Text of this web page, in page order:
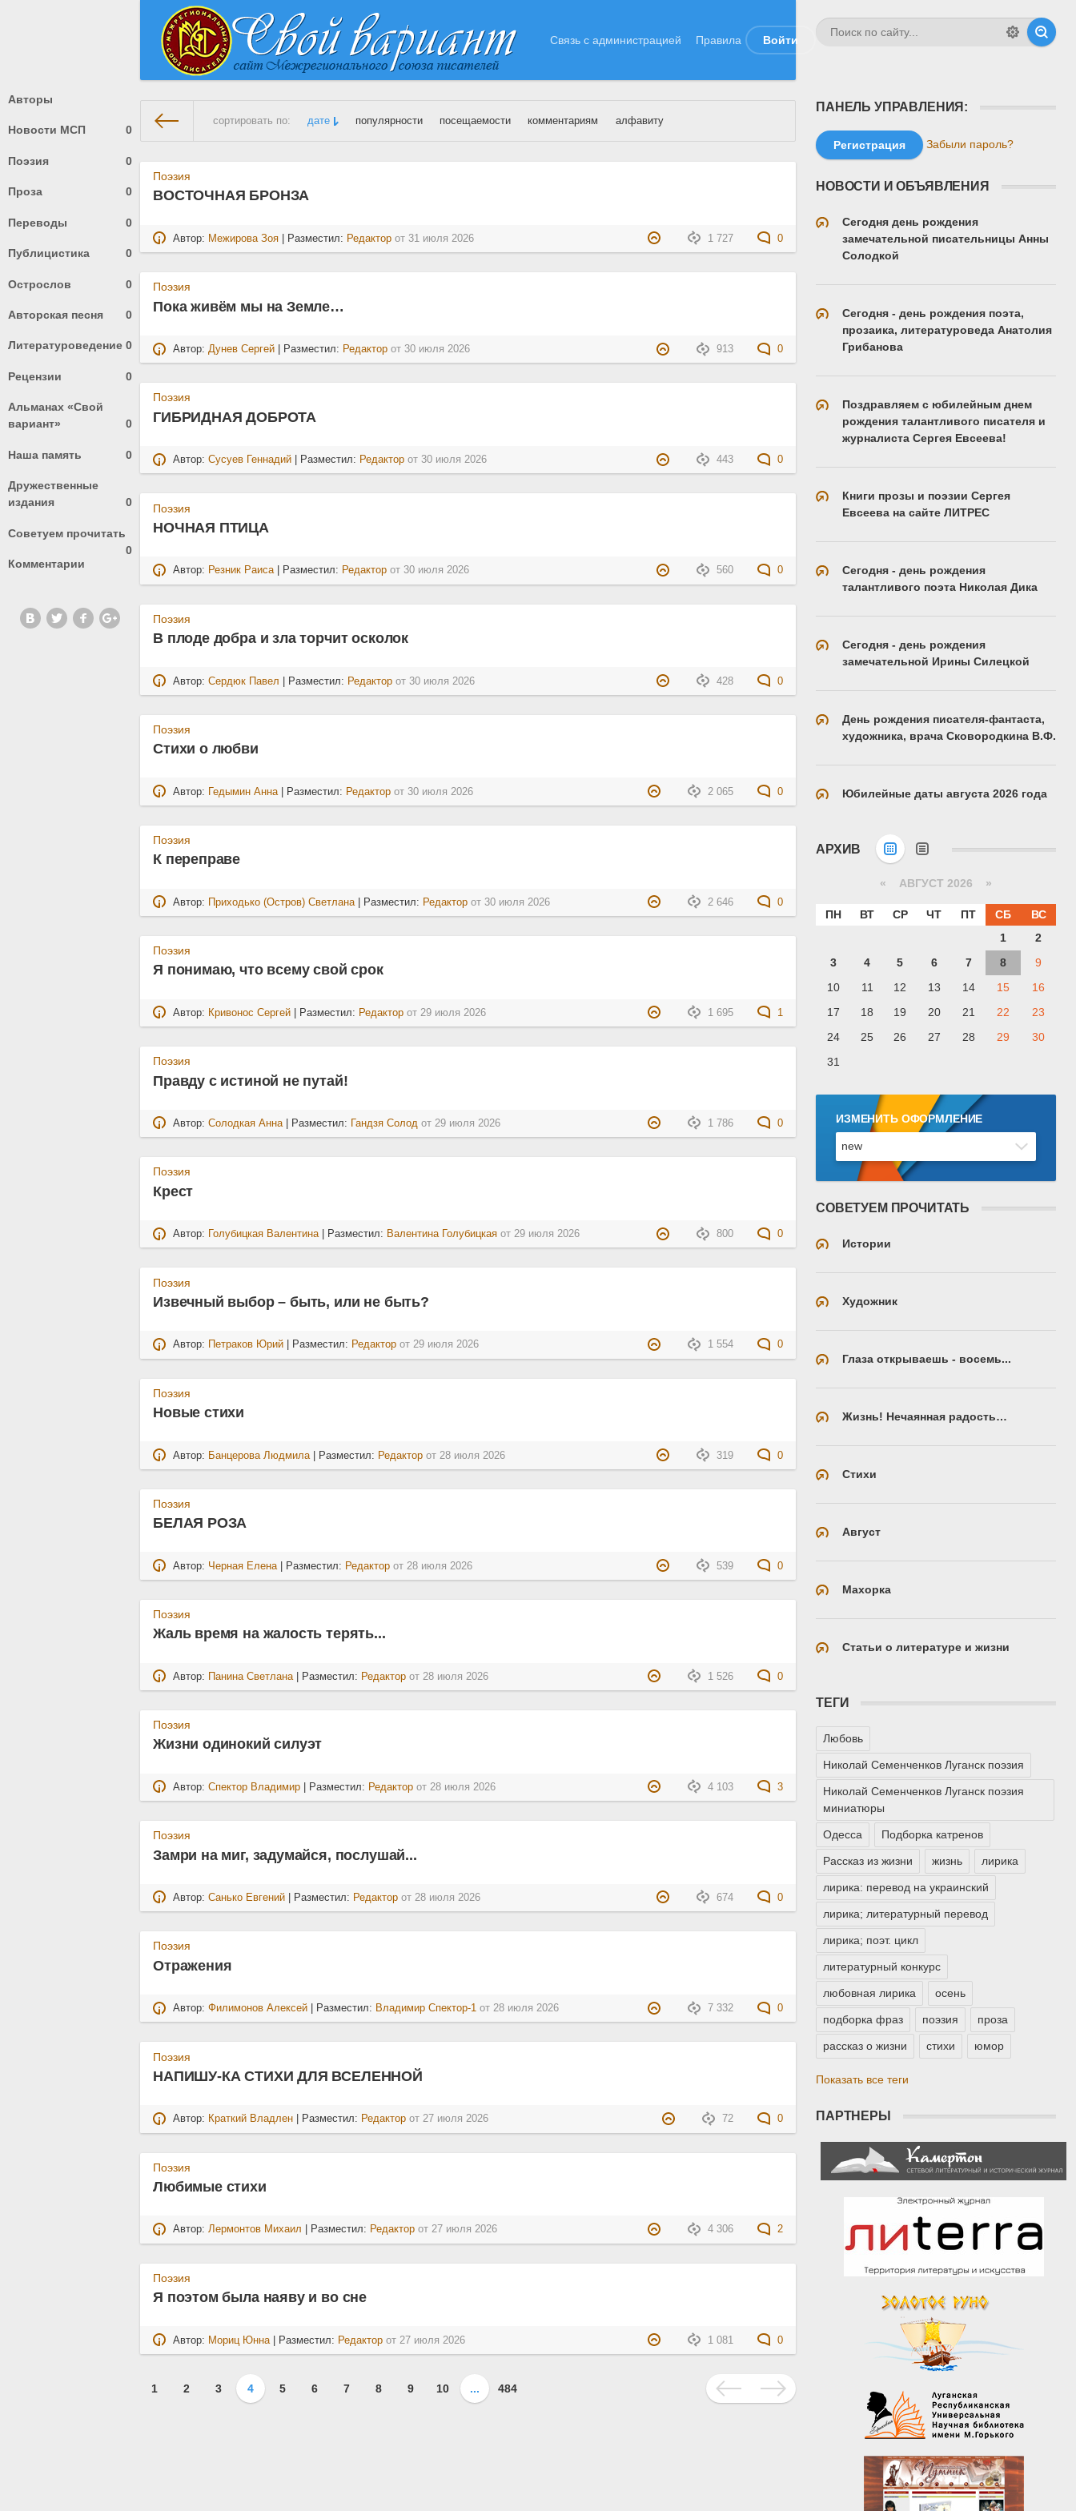
Связь с администрацией Правила Войти
Авторы
Новости МСП 0
Поэзия 0
Проза 0
Переводы 0
Публицистика 0
Острослов 0
Авторская песня 0
Литературоведение 0
Рецензии 0
Альманах «Свой
вариант»
0
Наша память 0
Дружественные
издания
0
Советуем прочитать
0
Комментарии
сортировать по: дате популярности посещаемости комментариям алфавиту
На главную»Поэзия» Страница 4
Поэзия
ВОСТОЧНАЯ БРОНЗА
1 727 0
Автор: Межирова Зоя | Разместил: Редактор от 31 июля 2026
Поэзия
Пока живём мы на Земле…
913 0
Автор:Дунев Сергей | Разместил: Редактор от 30 июля 2026
Поэзия
ГИБРИДНАЯ ДОБРОТА
443 0
Автор:Сусуев Геннадий | Разместил: Редактор от 30 июля 2026
Поэзия
НОЧНАЯ ПТИЦА
560 0
Автор: Резник Раиса| Разместил: Редактор от 30 июля 2026
Поэзия
В плоде добра и зла торчит осколок
428 0
Автор:Сердюк Павел | Разместил: Редактор от 30 июля 2026
Поэзия
Стихи о любви
2 065 0
Автор: Гедымин Анна | Разместил: Редактор от 30 июля 2026
Поэзия
К переправе
2 646 0
Автор: Приходько (Остров) Светлана | Разместил: Редактор от 30 июля 2026
Поэзия
Я понимаю, что всему свой срок
1 695 1
Автор: Кривонос Сергей | Разместил: Редактор от29 июля 2026
Поэзия
Правду с истиной не путай!
1 786 0
Автор:Солодкая Анна| Разместил: Гандзя Солод от29 июля 2026
Поэзия
Крест
800 0
Автор: Голубицкая Валентина| Разместил: Валентина Голубицкая от29 июля 2026
Поэзия
Извечный выбор – быть, или не быть?
1 554 0
Автор: Петраков Юрий | Разместил: Редактор от29 июля 2026
Поэзия
Новые стихи
319 0
Автор: Банцерова Людмила | Разместил: Редактор от 28 июля 2026
Поэзия
БЕЛАЯ РОЗА
539 0
Автор: Черная Елена | Разместил: Редактор от 28 июля 2026
Поэзия
Жаль время на жалость терять...
1 526 0
Автор: Панина Светлана | Разместил: Редактор от 28 июля 2026
Поэзия
Жизни одинокий силуэт
4 103 3
Автор:Спектор Владимир | Разместил: Редактор от28 июля 2026
Поэзия
Замри на миг, задумайся, послушай...
674 0
Автор:Санько Евгений | Разместил: Редактор от28 июля 2026
Поэзия
Отражения
7 332 0
Автор:Филимонов Алексей | Разместил: Владимир Спектор-1 от28 июля 2026
Поэзия
НАПИШУ-КА СТИХИ ДЛЯ ВСЕЛЕННОЙ
72 0
Автор: Краткий Владлен | Разместил: Редактор от27 июля 2026
Поэзия
Любимые стихи
4 306 2
Автор:Лермонтов Михаил | Разместил: Редактор от27 июля 2026
Поэзия
Я поэтом была наяву и во сне
1 081 0
Автор: Мориц Юнна | Разместил: Редактор от 27 июля 2026
1 2 3 4 5 6 7 8 9 10 ... 484
ПАНЕЛЬ УПРАВЛЕНИЯ:
Регистрация Забыли пароль?
НОВОСТИ И ОБЪЯВЛЕНИЯ
Сегодня день рождения
замечательной писательницы Анны
Солодкой
Сегодня - день рождения поэта,
прозаика, литературоведа Анатолия
Грибанова
Поздравляем с юбилейным днем
рождения талантливого писателя и
журналиста Сергея Евсеева!
Книги прозы и поэзии Сергея
Евсеева на сайте ЛИТРЕС
Сегодня - день рождения
талантливого поэта Николая Дика
Сегодня - день рождения
замечательной Ирины Силецкой
День рождения писателя-фантаста,
художника, врача Сковородкина В.Ф.
Юбилейные даты августа 2026 года
АРХИВ
« АВГУСТ 2026 »
ПН ВТ СР ЧТ ПТ СБ
ВС
1
2
3
4 5 6 7 8
9
10
11 12 13 14 15
16
17
18 19 20 21 22
23
24
25 26 27 28 29
30
31
ИЗМЕНИТЬ ОФОРМЛЕНИЕ
СОВЕТУЕМ ПРОЧИТАТЬ
Истории
Художник
Глаза открываешь - восемь...
Жизнь! Нечаянная радость…
Стихи
Август
Махорка
Статьи о литературе и жизни
ТЕГИ
Любовь
Николай Семенченков Луганск поэзия
Николай Семенченков Луганск поэзия
миниатюры
Одесса Подборка катренов
Рассказ из жизни жизнь лирика
лирика: перевод на украинский
лирика; литературный перевод
лирика; поэт. цикл
литературный конкурс
любовная лирика осень
подборка фраз поэзия проза
рассказ о жизни стихи юмор
Показать все теги
ПАРТНЕРЫ